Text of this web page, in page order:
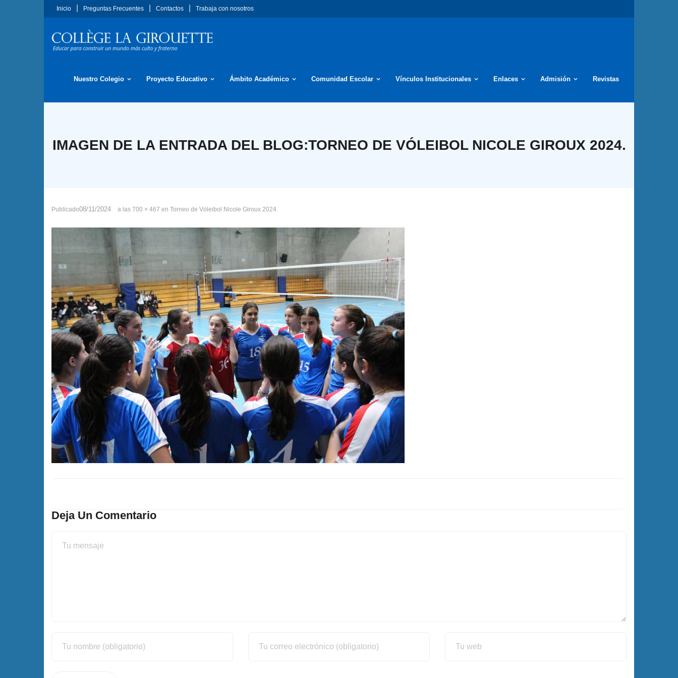
Saltar
al
contenido
Inicio Preguntas Frecuentes Contactos Trabaja con nosotros
Nuestro Colegio Proyecto Educativo Ámbito Académico Comunidad Escolar Vínculos Institucionales Enlaces Admisión Revistas
IMAGEN DE LA ENTRADA DEL BLOG:TORNEO DE VÓLEIBOL NICOLE GIROUX 2024.
Publicado08/11/2024 a las 700 × 467 en Torneo de Vóleibol Nicole Giroux 2024.
Deja Un Comentario